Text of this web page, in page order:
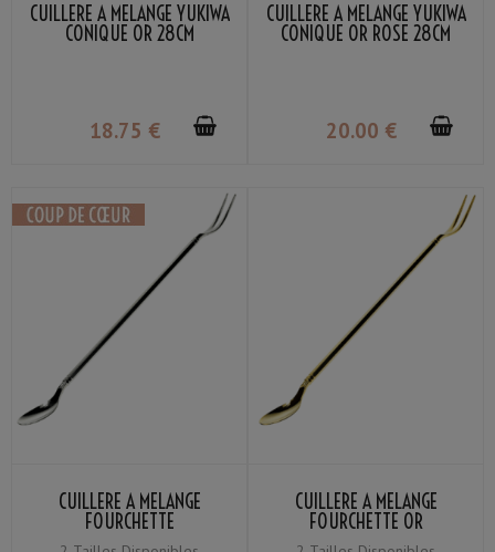
CUILLÈRE À MÉLANGE YUKIWA
CONIQUE OR 28CM
18.75 €
CUILLÈRE À MÉLANGE YUKIWA
CONIQUE OR ROSE 28CM
20.00 €
CUILLÈRE À MÉLANGE
FOURCHETTE
CUILLERE À MÉLANGE
FOURCHETTE OR